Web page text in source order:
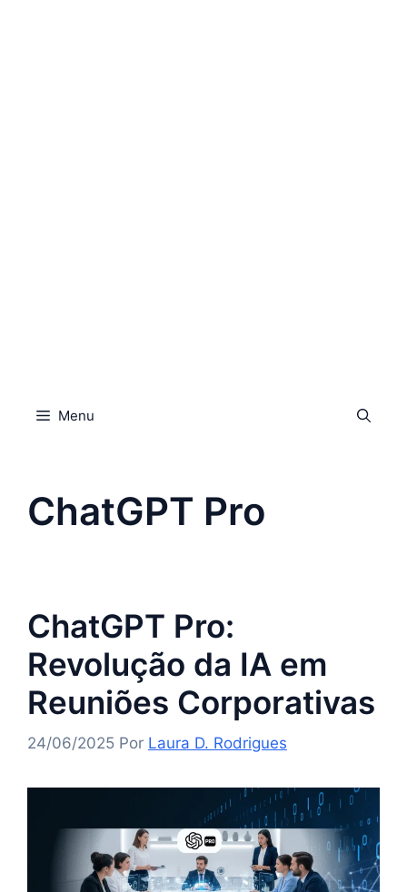
Menu
ChatGPT Pro
ChatGPT Pro:
Revolução da IA em
Reuniões Corporativas
24/06/2025 Por Laura D. Rodrigues